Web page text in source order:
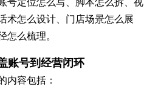
号定位怎么写、脚本怎么拆、视
术怎么设计、门店场景怎么展
怎么梳理。
账号到经营闭环
内容包括：